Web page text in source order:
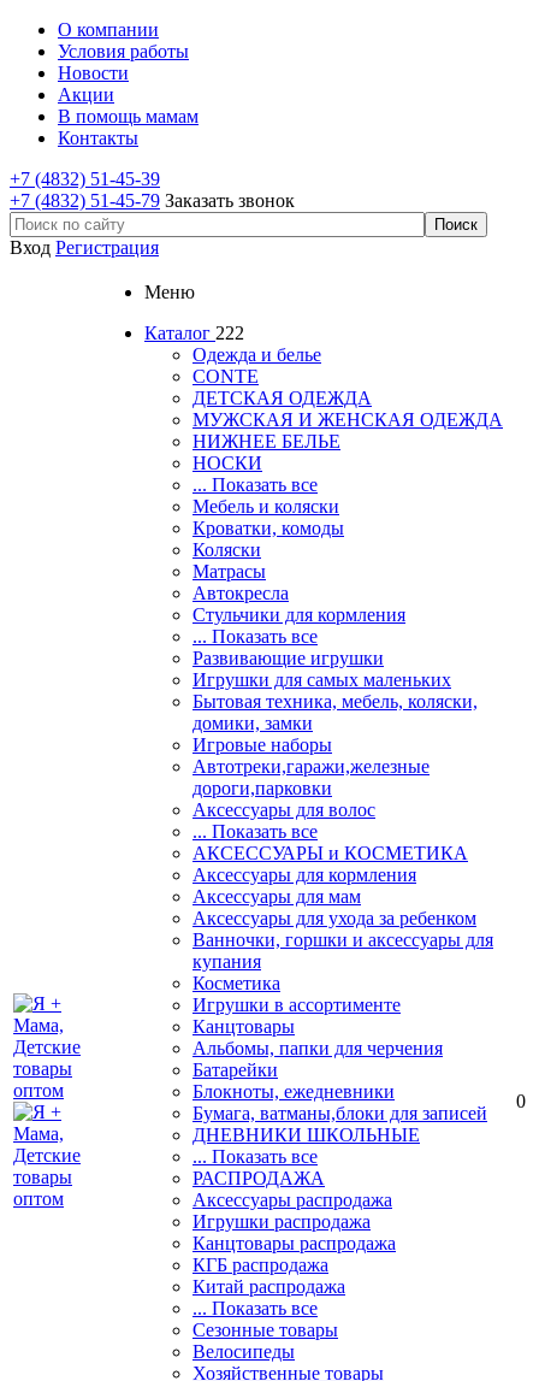
О компании
Условия работы
Новости
Акции
В помощь мамам
Контакты
+7 (4832) 51-45-39
+7 (4832) 51-45-79 Заказать звонок
Вход Регистрация
Меню
Каталог 222
Одежда и белье
CONTE
ДЕТСКАЯ ОДЕЖДА
МУЖСКАЯ И ЖЕНСКАЯ ОДЕЖДА
НИЖНЕЕ БЕЛЬЕ
НОСКИ
... Показать все
Мебель и коляски
Кроватки, комоды
Коляски
Матрасы
Автокресла
Стульчики для кормления
... Показать все
Развивающие игрушки
Игрушки для самых маленьких
Бытовая техника, мебель, коляски,
домики, замки
Игровые наборы
Автотреки,гаражи,железные
дороги,парковки
Аксессуары для волос
... Показать все
АКСЕССУАРЫ и КОСМЕТИКА
Аксессуары для кормления
Аксессуары для мам
Аксессуары для ухода за ребенком
Ванночки, горшки и аксессуары для
купания
Косметика
Игрушки в ассортименте
Канцтовары
Альбомы, папки для черчения
Батарейки
Блокноты, ежедневники
Бумага, ватманы,блоки для записей
ДНЕВНИКИ ШКОЛЬНЫЕ
... Показать все
РАСПРОДАЖА
Аксессуары распродажа
Игрушки распродажа
Канцтовары распродажа
КГБ распродажа
Китай распродажа
... Показать все
Сезонные товары
Велосипеды
Хозяйственные товары
0